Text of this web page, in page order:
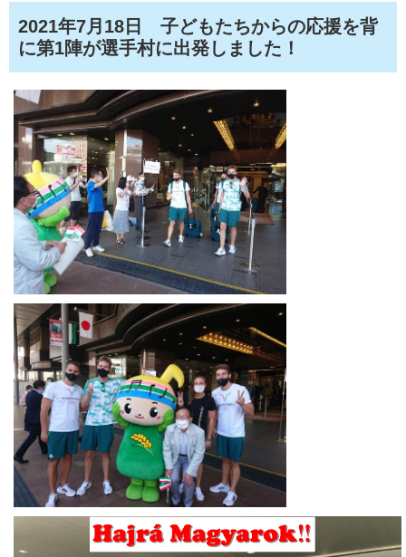
2021年7月18日 子どもたちからの応援を背
に第1陣が選手村に出発しました！